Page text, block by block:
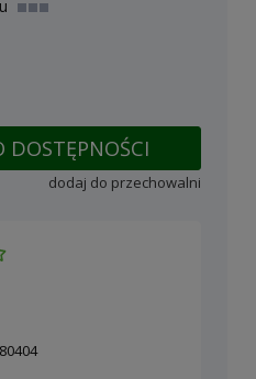
DOSTĘPNOŚCI
dodaj do przechowalni